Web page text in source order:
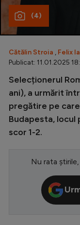
Inedit
CM
LaLiga
(4)
Cătălin Stroia , Felix
Publicat: 11.01.2025
Selecționerul
ani), a urmărit
pregătire pe
Budapesta, locul
scor 1-2.
Nu rata